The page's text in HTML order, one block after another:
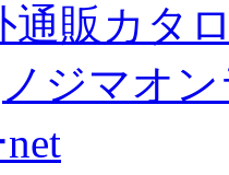
通販カタ
ジマオ